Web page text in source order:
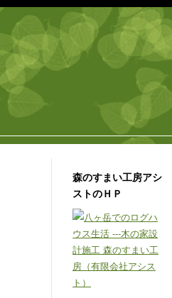
森のすまい工房アシ
ストのＨＰ